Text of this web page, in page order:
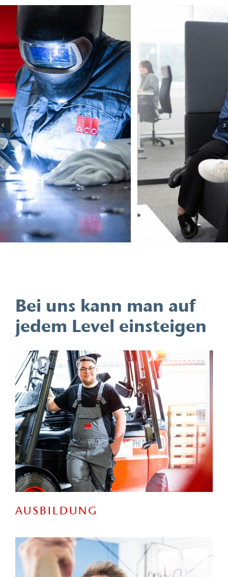
Bei uns kann man auf
jedem Level einsteigen
AUSBILDUNG